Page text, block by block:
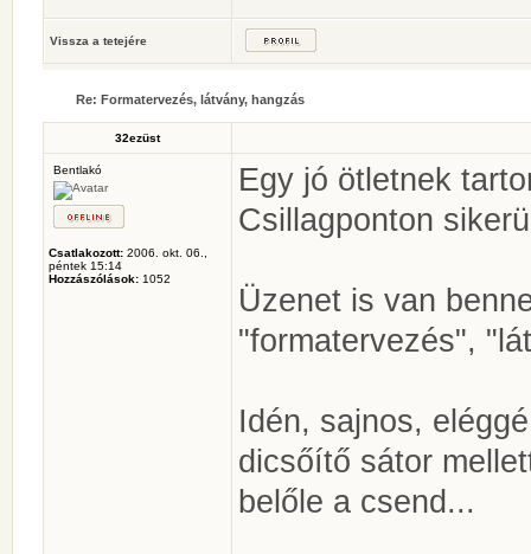
Vissza a tetejére
Re: Formatervezés, látvány, hangzás
32ezüst
Bentlakó
Csatlakozott: 2006. okt. 06.,
péntek 15:14
Hozzászólások: 1052
Egy jó ötletnek
Csillagponton
Üzenet is van
"formatervezés",
Idén, sajnos,
dicsőítő sátor
belőle a csend...